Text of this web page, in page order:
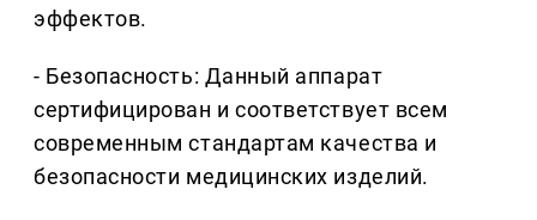
эффектов.
- Безопасность: Данный аппарат
сертифицирован и соответствует всем
современным стандартам качества и
безопасности медицинских изделий.